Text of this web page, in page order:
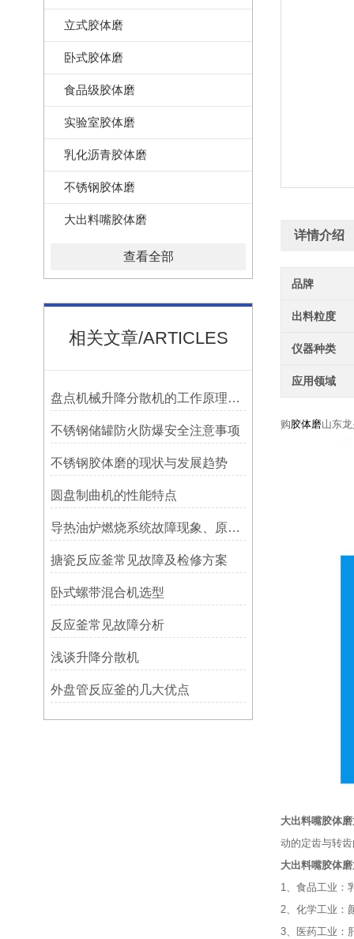
立式胶体磨
卧式胶体磨
食品级胶体磨
实验室胶体磨
乳化沥青胶体磨
不锈钢胶体磨
大出料嘴胶体磨
查看全部
相关文章/ARTICLES
盘点机械升降分散机的工作原理和性能特点，一定有你不知道的！
不锈钢储罐防火防爆安全注意事项
不锈钢胶体磨的现状与发展趋势
圆盘制曲机的性能特点
导热油炉燃烧系统故障现象、原因以及拍排除方法简介
搪瓷反应釜常见故障及检修方案
卧式螺带混合机选型
反应釜常见故障分析
浅谈升降分散机
外盘管反应釜的几大优点
详情介绍
品牌
出料粒度
仪器种类
应用领域
购胶体磨山东
大出料嘴胶体
动的定齿与转
大出料嘴胶体
1、食品工业：
2、化学工业：
3、医药工业：